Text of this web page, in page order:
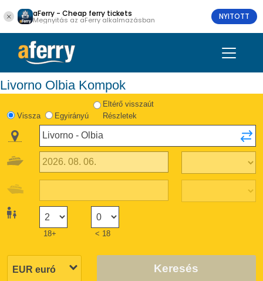
aFerry - Cheap ferry tickets
Megnyitás az aFerry alkalmazásban NYITOTT
Livorno Olbia Kompok
Vissza Egyirányú
Eltérő visszaút
Részletek
18+ < 18
Keresés